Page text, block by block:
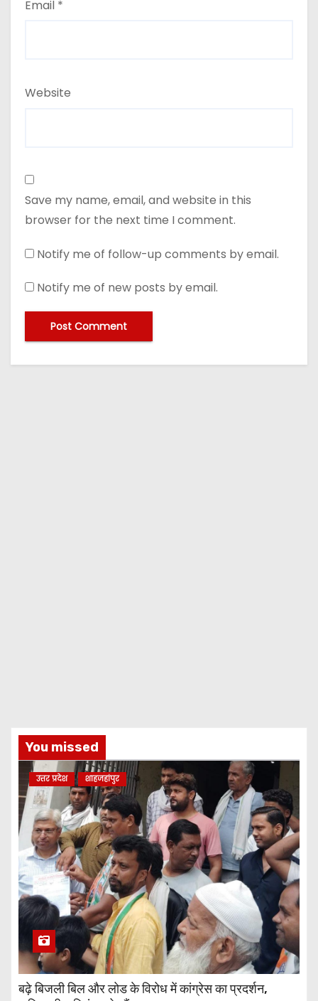
Email *
Website
Save my name, email, and website in this
browser for the next time I comment.
Notify me of follow-up comments by email.
Notify me of new posts by email.
You missed
उत्तर प्रदेश शाहजहांपुर
बढ़े बिजली बिल और लोड के विरोध में कांग्रेस का प्रदर्शन,